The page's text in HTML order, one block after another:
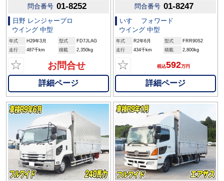
問合番号 01-8252
日野 レンジャープロ
ウイング 中型
年式 H29年3月 型式
FD7JLAG
走行
487千km 積載 2,350kg
☆ お問合せ
詳細ページ
問合番号 01-8247
いすゞ フォワード
ウイング 中型
年式 R2年6月 型式
FRR90S2
走行
434千km 積載 2,800kg
☆ 税込592万円
詳細ページ